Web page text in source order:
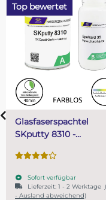
Top bewertet
Epoxyspachtel
MIPA E90 2K
Sofort verfügbar
Lieferzeit:1 - 2
- Ausland